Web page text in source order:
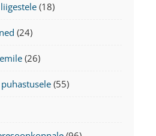
(18)
(24)
(26)
(55)